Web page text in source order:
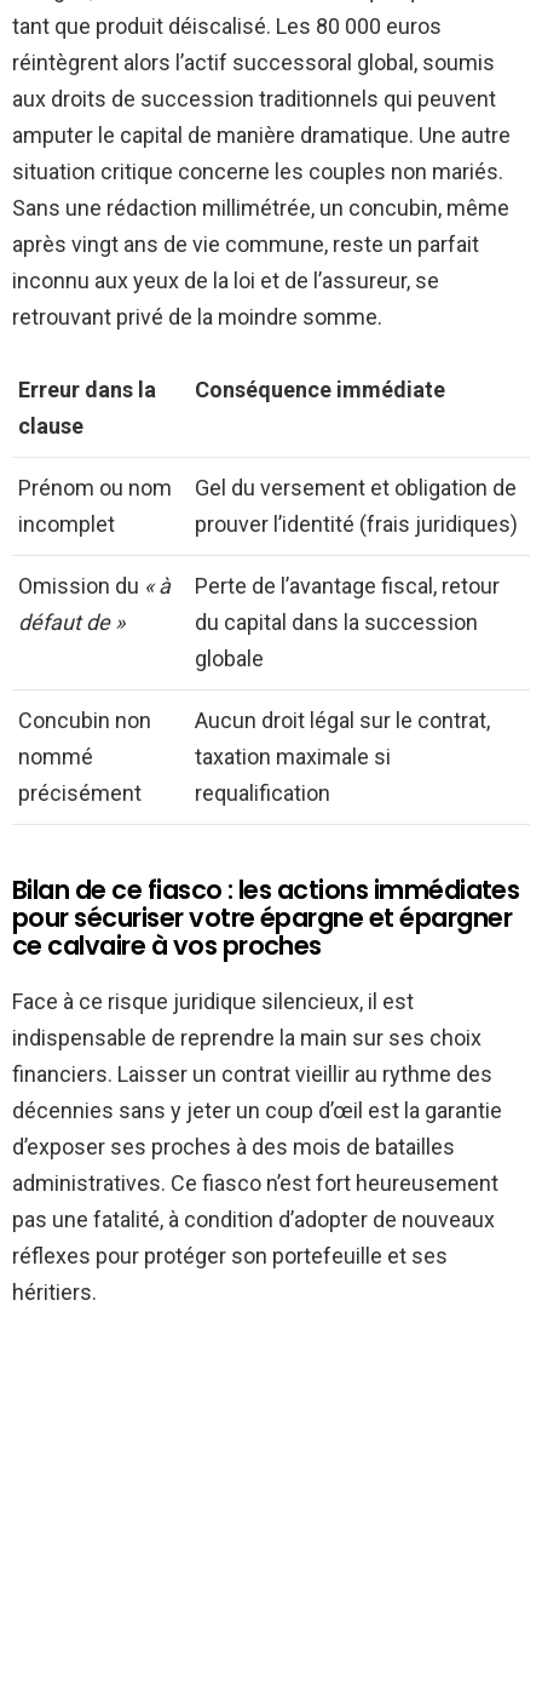
tant que produit déiscalisé. Les 80 000 euros
réintègrent alors l’actif successoral global, soumis
aux droits de succession traditionnels qui peuvent
amputer le capital de manière dramatique. Une autre
situation critique concerne les couples non mariés.
Sans une rédaction millimétrée, un concubin, même
après vingt ans de vie commune, reste un parfait
inconnu aux yeux de la loi et de l’assureur, se
retrouvant privé de la moindre somme.
Erreur dans la
clause
Conséquence immédiate
Prénom ou nom
incomplet
Gel du versement et obligation de
prouver l’identité (frais juridiques)
Omission du « à
défaut de »
Perte de l’avantage fiscal, retour
du capital dans la succession
globale
Concubin non
nommé
précisément
Aucun droit légal sur le contrat,
taxation maximale si
requalification
Bilan de ce fiasco : les actions immédiates
pour sécuriser votre épargne et épargner
ce calvaire à vos proches
Face à ce risque juridique silencieux, il est
indispensable de reprendre la main sur ses choix
financiers. Laisser un contrat vieillir au rythme des
décennies sans y jeter un coup d’œil est la garantie
d’exposer ses proches à des mois de batailles
administratives. Ce fiasco n’est fort heureusement
pas une fatalité, à condition d’adopter de nouveaux
réflexes pour protéger son portefeuille et ses
héritiers.